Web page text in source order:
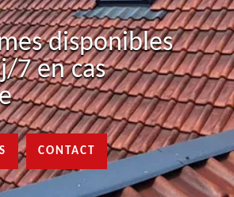
disponibles
7 en cas
CONTACT